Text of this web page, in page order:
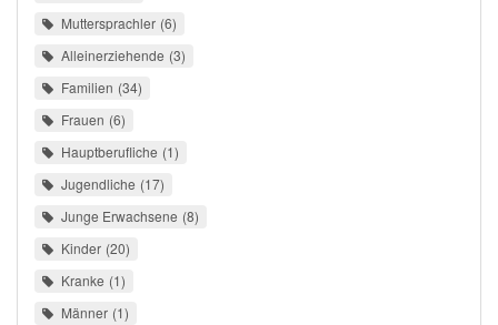
Muttersprachler 6
Alleinerziehende 3
Familien 34
Frauen 6
Hauptberufliche 1
Jugendliche 17
Junge Erwachsene 8
Kinder 20
Kranke 1
Männer 1